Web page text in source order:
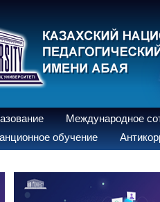
Международное
обучение